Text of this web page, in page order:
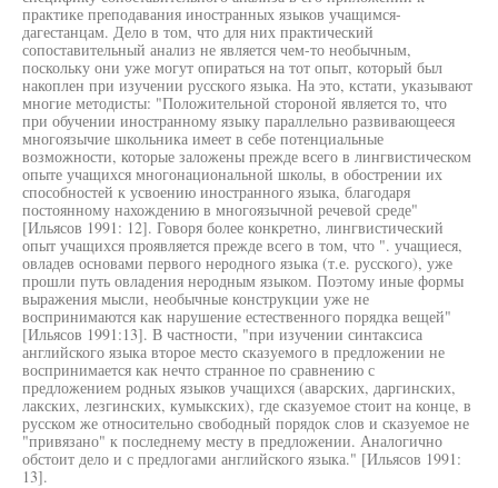
практике преподавания иностранных языков учащимся-
дагестанцам. Дело в том, что для них практический
сопоставительный анализ не является чем-то необычным,
поскольку они уже могут опираться на тот опыт, который был
накоплен при изучении русского языка. На это, кстати, указывают
многие методисты: "Положительной стороной является то, что
при обучении иностранному языку параллельно развивающееся
многоязычие школьника имеет в себе потенциальные
возможности, которые заложены прежде всего в лингвистическом
опыте учащихся многонациональной школы, в обострении их
способностей к усвоению иностранного языка, благодаря
постоянному нахождению в многоязычной речевой среде"
[Ильясов 1991: 12]. Говоря более конкретно, лингвистический
опыт учащихся проявляется прежде всего в том, что ". учащиеся,
овладев основами первого неродного языка (т.е. русского), уже
прошли путь овладения неродным языком. Поэтому иные формы
выражения мысли, необычные конструкции уже не
воспринимаются как нарушение естественного порядка вещей"
[Ильясов 1991:13]. В частности, "при изучении синтаксиса
английского языка второе место сказуемого в предложении не
воспринимается как нечто странное по сравнению с
предложением родных языков учащихся (аварских, даргинских,
лакских, лезгинских, кумыкских), где сказуемое стоит на конце, в
русском же относительно свободный порядок слов и сказуемое не
"привязано" к последнему месту в предложении. Аналогично
обстоит дело и с предлогами английского языка." [Ильясов 1991:
13].